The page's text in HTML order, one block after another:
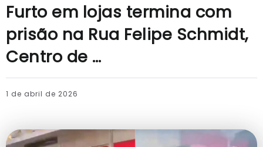
Furto em lojas termina com
prisão na Rua Felipe Schmidt,
Centro de …
1 de abril de 2026